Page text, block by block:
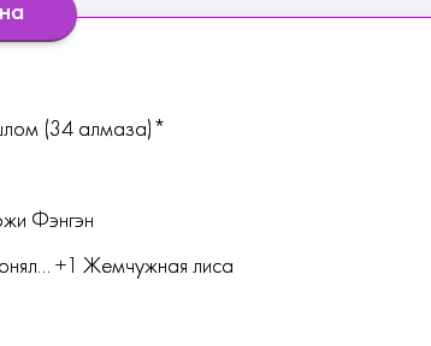
(34 алмаза)*
Фэнгэн
+1 Жемчужная лиса